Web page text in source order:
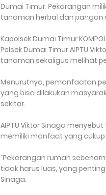
Dumai Timur. Pekarangan
tanaman herbal dan pangan
Kapolsek Dumai Timur
Polsek Dumai Timur AIPTU
tanaman sekaligus melihat
Menurutnya, pemanfaatan
yang bisa dilakukan
sekitar.
AIPTU Viktor Sinaga
memiliki manfaat yang
“Pekarangan rumah
tidak harus luas, yang
Sinaga.